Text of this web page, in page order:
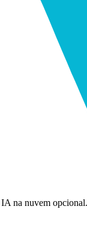
na nuvem opcional.